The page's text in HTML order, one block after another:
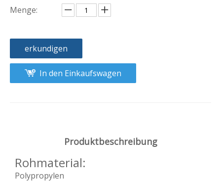
Menge:
erkundigen
In den Einkaufswagen
Produktbeschreibung
Rohmaterial:
Polypropylen